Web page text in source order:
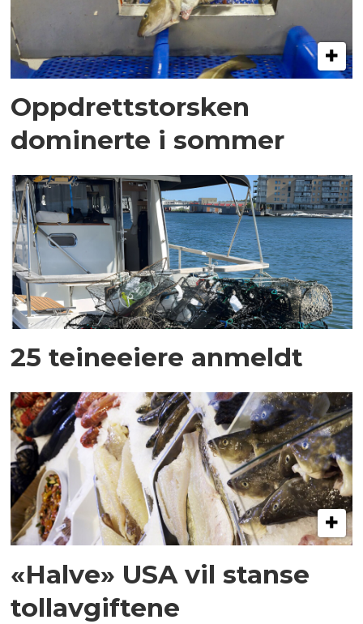
Oppdrettstorsken
dominerte i sommer
25 teineeiere anmeldt
«Halve» USA vil stanse
tollavgiftene